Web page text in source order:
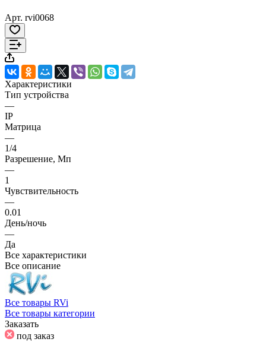
Арт. rvi0068
Характеристики
Тип устройства
—
IP
Матрица
—
1/4
Разрешение, Мп
—
1
Чувствительность
—
0.01
День/ночь
—
Да
Все характеристики
Все описание
Все товары RVi
Все товары категории
Заказать
под заказ